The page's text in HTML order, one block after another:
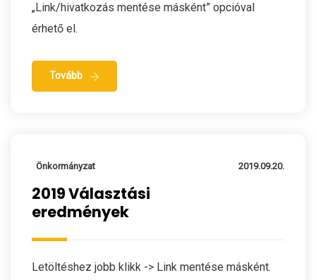
„Link/hivatkozás mentése másként” opcióval
érhető el.
Tovább
Önkormányzat 2019.09.20.
2019 Választási
eredmények
Letöltéshez jobb klikk -> Link mentése másként.